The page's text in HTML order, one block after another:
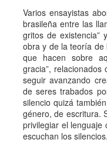
Varios ensayistas
brasileña entre las
gritos de existencia”
obra y de la teoría de
que hacen sobre
gracia”,
seguir avanzando
de seres trabados
silencio quizá
género, de escritura.
privilegiar el lenguaje
escuchan los silencios.
13